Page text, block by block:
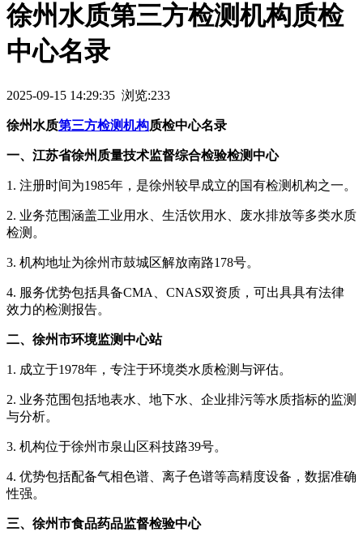
徐州水质第三方检测机构质检
中心名录
2025-09-15 14:29:35 浏览:233
徐州水质第三方检测机构质检中心名录
一、江苏省徐州质量技术监督综合检验检测中心
1. 注册时间为1985年，是徐州较早成立的国有检测机构之一。
2. 业务范围涵盖工业用水、生活饮用水、废水排放等多类水质
检测。
3. 机构地址为徐州市鼓城区解放南路178号。
4. 服务优势包括具备CMA、CNAS双资质，可出具具有法律
效力的检测报告。
二、徐州市环境监测中心站
1. 成立于1978年，专注于环境类水质检测与评估。
2. 业务范围包括地表水、地下水、企业排污等水质指标的监测
与分析。
3. 机构位于徐州市泉山区科技路39号。
4. 优势包括配备气相色谱、离子色谱等高精度设备，数据准确
性强。
三、徐州市食品药品监督检验中心